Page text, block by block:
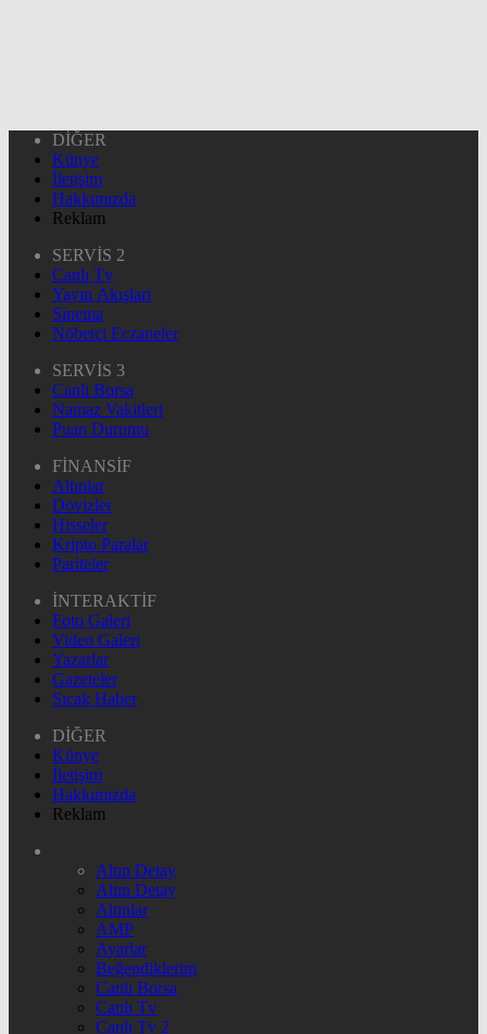
DİĞER
Künye
İletişim
Hakkımızda
Reklam
SERVİS 2
Canlı Tv
Yayın Akışları
Sinema
Nöbetçi Eczaneler
SERVİS 3
Canlı Borsa
Namaz Vakitleri
Puan Durumu
FİNANSİF
Altınlar
Dövizler
Hisseler
Kripto Paralar
Pariteler
İNTERAKTİF
Foto Galeri
Video Galeri
Yazarlar
Gazeteler
Sıcak Haber
DİĞER
Künye
İletişim
Hakkımızda
Reklam
Altın Detay
Altın Detay
Altınlar
AMP
Ayarlar
Beğendiklerim
Canlı Borsa
Canlı Tv
Canlı Tv 2